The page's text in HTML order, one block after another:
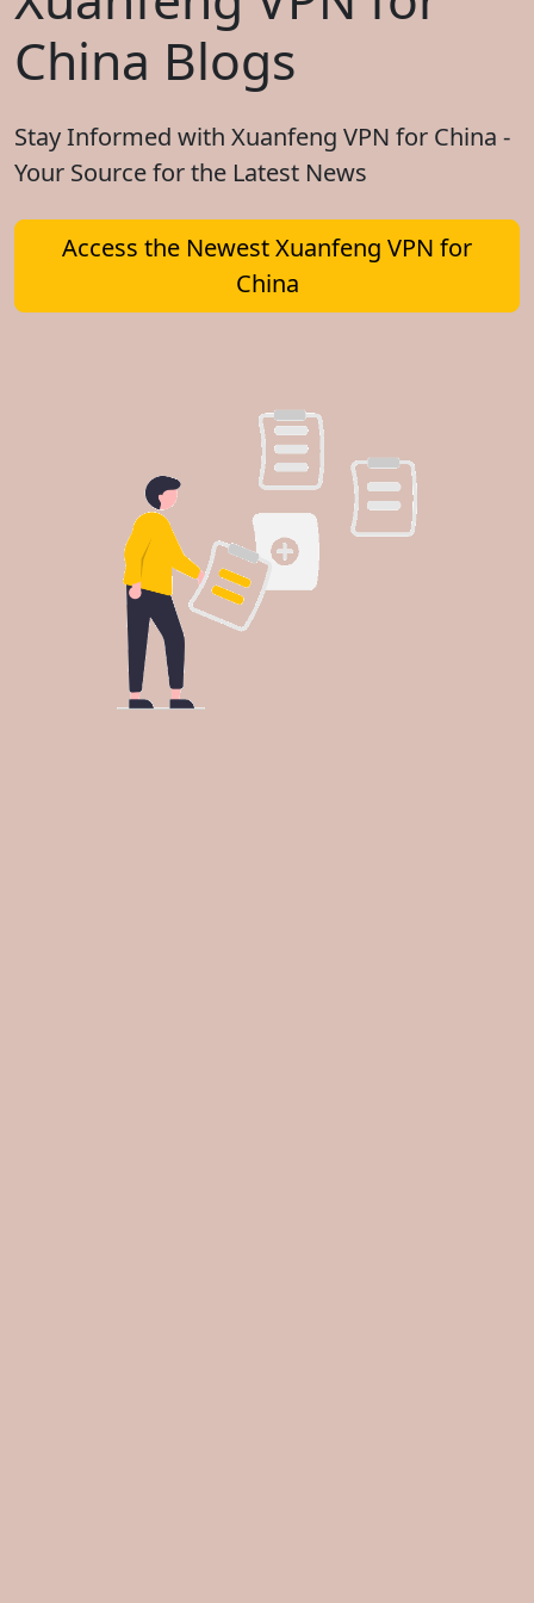
China Blogs
Stay Informed with Xuanfeng VPN for China -
Your Source for the Latest News
Access the Newest Xuanfeng VPN for
China